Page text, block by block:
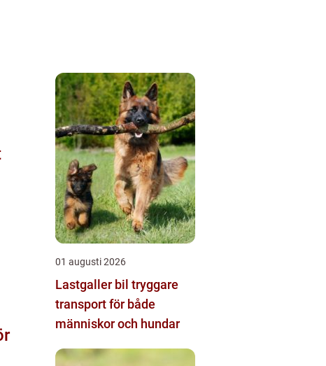
01 augusti 2026
Lastgaller bil tryggare
transport för både
människor och hundar